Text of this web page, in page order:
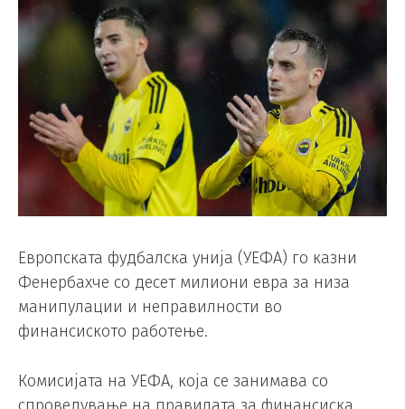
Европската фудбалска унија (УЕФА) го казни
Фенербахче со десет милиони евра за низа
манипулации и неправилности во
финансиското работење.
Комисијата на УЕФА, која се занимава со